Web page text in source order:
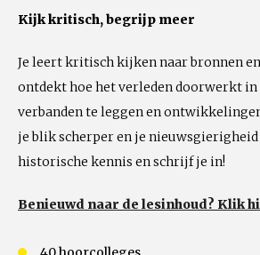
Kijk kritisch, begrijp meer
Je leert kritisch kijken naar bronnen
ontdekt hoe het verleden doorwerkt in
verbanden te leggen en
je blik scherper en je
historische kennis en schrijf je in!
Benieuwd naar de lesinhoud? Klik